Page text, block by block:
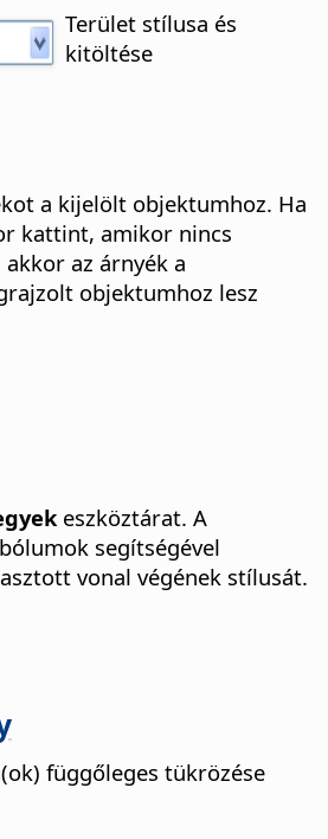
Terület stílusa és
kitöltése
a kijelölt objektumhoz. Ha
kattint, amikor nincs
az árnyék a
objektumhoz lesz
eszköztárat. A
segítségével
vonal végének stílusát.
függőleges tükrözése